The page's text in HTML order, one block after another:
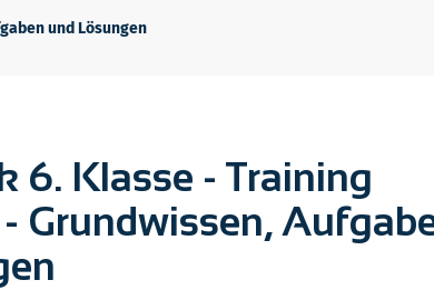
und Lösungen
6. Klasse - Training
Grundwissen,